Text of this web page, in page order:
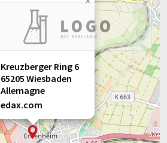
Kreuzberger Ring 6
65205 Wiesbaden
Allemagne
edax.com